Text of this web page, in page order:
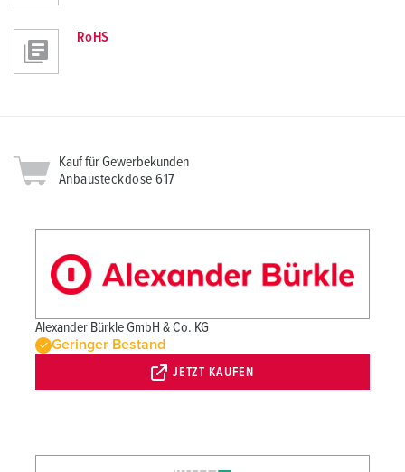
RoHS
Kauf für Gewerbekunden
Anbausteckdose 617
Alexander Bürkle GmbH & Co. KG
Geringer Bestand
JETZT KAUFEN